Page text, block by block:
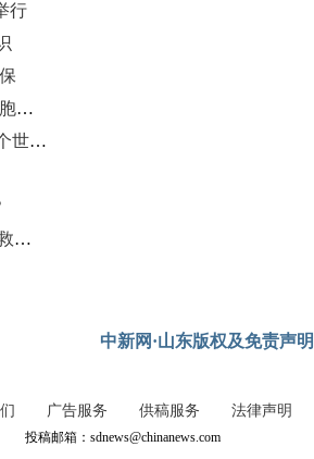
行
《2025中国干细胞产业发展白皮书》发布 齐鲁干细胞等入选综合实力top10
全民“沐”书香 “悦”读向未来——山东鄄城开展第31个世界读书日活动暨全民阅读活动周
22岁姑娘突发截瘫 宣武济南医院“京济协同”连夜施救成功
中新网·山东版权及免责声明
广告服务 供稿服务 法律声明
投稿邮箱：sdnews@chinanews.com